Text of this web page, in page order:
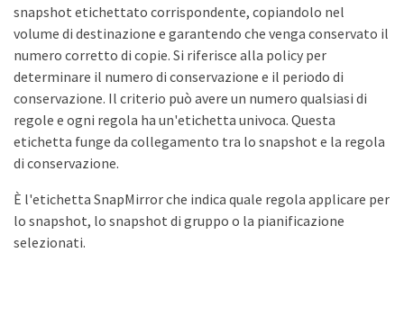
snapshot etichettato corrispondente, copiandolo nel
volume di destinazione e garantendo che venga conservato il
numero corretto di copie. Si riferisce alla policy per
determinare il numero di conservazione e il periodo di
conservazione. Il criterio può avere un numero qualsiasi di
regole e ogni regola ha un'etichetta univoca. Questa
etichetta funge da collegamento tra lo snapshot e la regola
di conservazione.
È l'etichetta SnapMirror che indica quale regola applicare per
lo snapshot, lo snapshot di gruppo o la pianificazione
selezionati.